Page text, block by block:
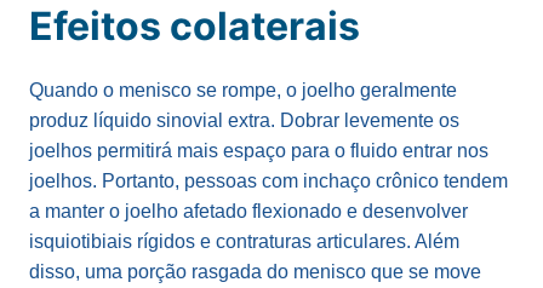
Efeitos colaterais
Quando o menisco se rompe, o joelho geralmente
produz líquido sinovial extra. Dobrar levemente os
joelhos permitirá mais espaço para o fluido entrar nos
joelhos. Portanto, pessoas com inchaço crônico tendem
a manter o joelho afetado flexionado e desenvolver
isquiotibiais rígidos e contraturas articulares. Além
disso, uma porção rasgada do menisco que se move